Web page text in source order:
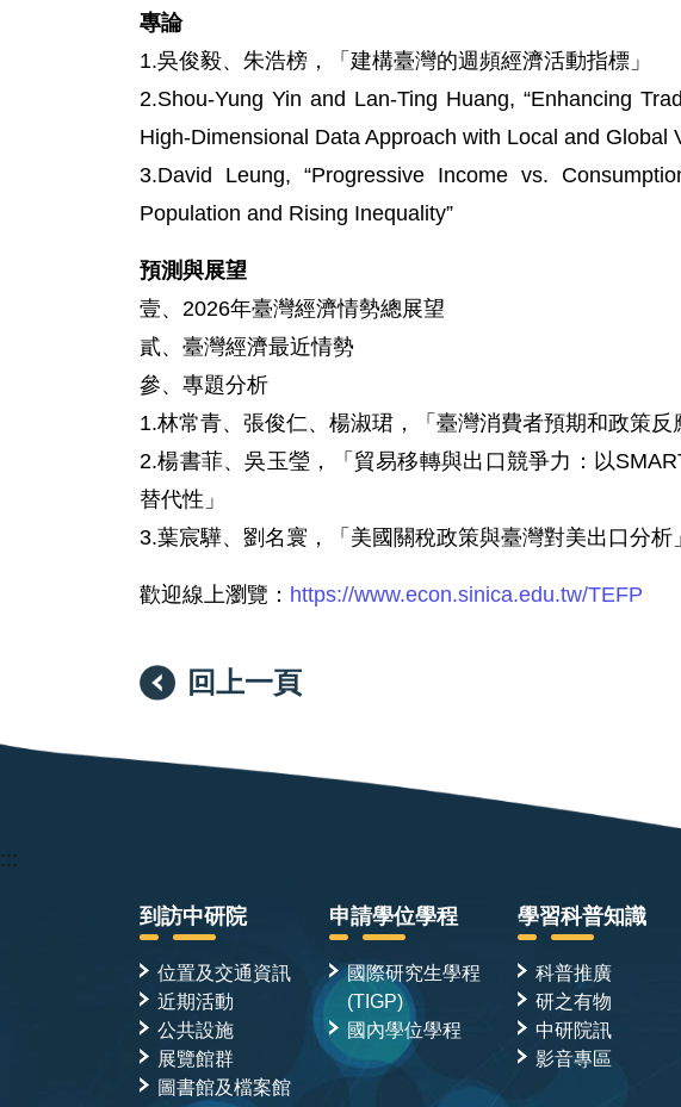
專論
1.吳俊毅、朱浩榜，「建構臺灣的週頻經濟活動指標」
2.Shou-Yung Yin and Lan-Ting Huang, “Enhancing
High-Dimensional Data Approach with Local and Global
3.David Leung, “Progressive Income vs.
Population and Rising Inequality”
預測與展望
壹、2026年臺灣經濟情勢總展望
貳、臺灣經濟最近情勢
參、專題分析
1.林常青、張俊仁、楊淑珺，「臺灣消費者預期和政策反
2.楊書菲、吳玉瑩，「貿易移轉與出口競爭力：以
替代性」
3.葉宸驊、劉名寰，「美國關稅政策與臺灣對美出口分析」
歡迎線上瀏覽： https://www.econ.sinica.edu.tw/TEFP
回上一頁
:::
到訪中研院
位置及交通資訊
近期活動
公共設施
展覽館群
圖書館及檔案館
申請學位學程
國際研究生學程
(TIGP)
國內學位學程
學習科普知識
科普推廣
研之有物
中研院訊
影音專區